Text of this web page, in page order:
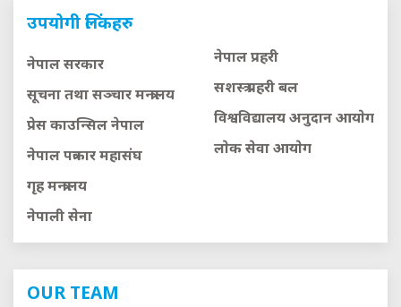
उपयोगी लिंकहरु
नेपाल सरकार
सूचना तथा सञ्चार मन्त्रालय
प्रेस काउन्सिल नेपाल
नेपाल पत्रकार महासंघ
गृह मन्त्रालय
नेपाली सेना
नेपाल प्रहरी
सशस्त्र प्रहरी बल
विश्वविद्यालय अनुदान आयाेग
लाेक सेवा आयाेग
OUR TEAM